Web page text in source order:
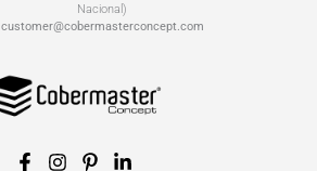
Nacional)
customer@cobermasterconcept.com